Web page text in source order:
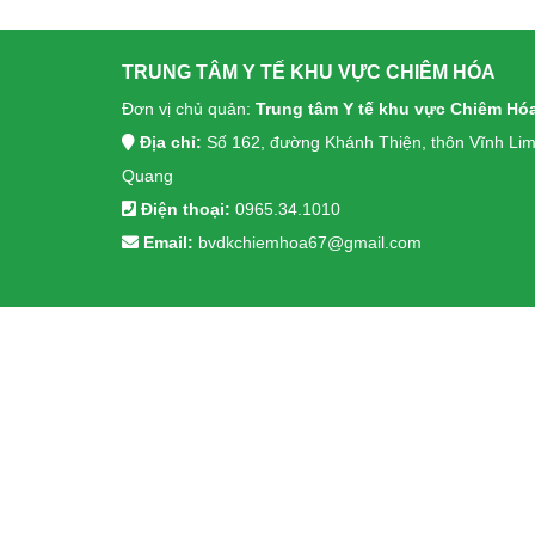
TRUNG TÂM Y TẾ KHU VỰC CHIÊM HÓA
Đơn vị chủ quản: Trung tâm Y tế khu vực Chiêm
Địa chỉ: Số 162, đường Khánh Thiện, thôn Vĩnh
Quang
Điện thoại: 0965.34.1010
Email: bvdkchiemhoa67@gmail.com